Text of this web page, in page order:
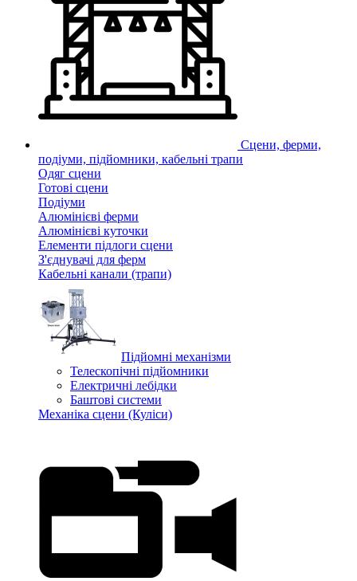
Сцени, ферми,
подіуми, підйомники, кабельні трапи
Одяг сцени
Готові сцени
Подіуми
Алюмінієві ферми
Алюмінієві куточки
Елементи підлоги сцени
З'єднувачі для ферм
Кабельні канали (трапи)
Підйомні механізми
Телескопічні підйомники
Електричні лебідки
Баштові системи
Механіка сцени (Куліси)